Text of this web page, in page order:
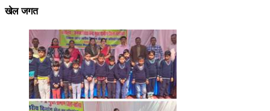
खेल जगत